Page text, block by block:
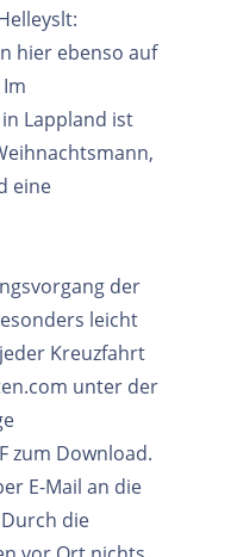
hier ebenso auf
Lappland ist
eine
der
leicht
Kreuzfahrt
unter der
zum Download.
E-Mail an die
die